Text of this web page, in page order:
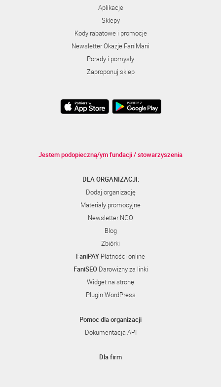
Aplikacje
Sklepy
Kody rabatowe i promocje
Newsletter Okazje FaniMani
Porady i pomysły
Zaproponuj sklep
Jestem podopieczną/ym fundacji / stowarzyszenia
DLA ORGANIZACJI:
Dodaj organizację
Materiały promocyjne
Newsletter NGO
Blog
Zbiórki
FaniPAY Płatności online
FaniSEODarowizny za linki
Widget na stronę
Plugin WordPress
Pomoc dla organizacji
Dokumentacja API
Dla firm